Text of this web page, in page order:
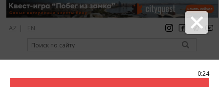
0:24
AZ | EN
регистрация вход Citylife Magazine